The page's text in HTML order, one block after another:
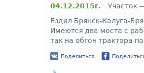
04.12.2015г. Участок
Ездил Брянск-Калуга-
Имеются два моста с
так на обгон трактора
Поделиться